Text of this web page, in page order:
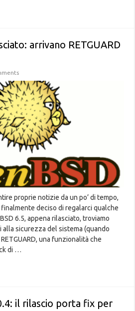
arrivano RETGUARD
proprie notizie da un po’ di tempo,
deciso di regalarci qualche
6.5, appena rilasciato, troviamo
sicurezza del sistema (quando
una funzionalità che
di …
il rilascio porta fix per